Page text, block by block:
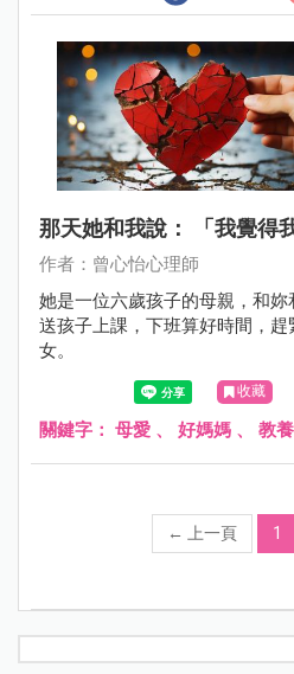
那天她和我說： 「我覺得
作者：曾心怡心理師
她是一位六歲孩子的母親，和
送孩子上課，下班算好時間，
女。
收藏
關鍵字： 母愛 、 好媽媽 、 教養
← 上一頁 1